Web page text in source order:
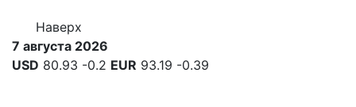
Наверх
7 августа 2026
USD 80.93 -0.2 EUR 93.19 -0.39